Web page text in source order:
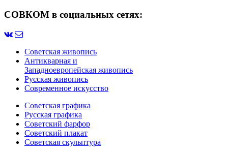
СОВКОМ в социальных сетях:
Советская живопись
Антикварная и
Западноевропейская живопись
Русская живопись
Современное искусство
Советская графика
Русская графика
Советский фарфор
Советский плакат
Советская скульптура